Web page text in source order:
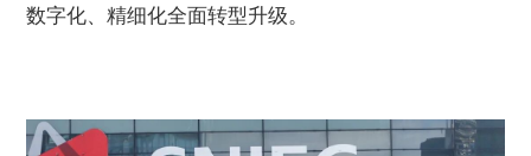
数字化、精细化全面转型升级。